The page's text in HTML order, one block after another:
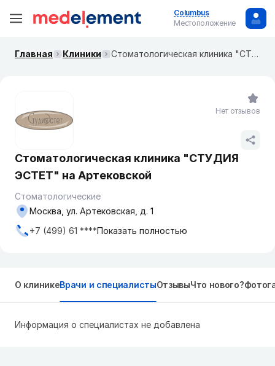
Columbus
Местоположение
Главная Клиники Стоматологическая клиника "СТУДИЯ ЭСТЕТ" на Артековской
Стоматологическая клиника "СТУДИЯ
ЭСТЕТ" на Артековской
Стоматологические
Москва, ул. Артековская, д. 1
+7 (499) 61 ****Показать полностью
Нет отзывов
О клиникеВрачи и специалистыОтзывыЧто нового?
Информация о специалистах не добавлена